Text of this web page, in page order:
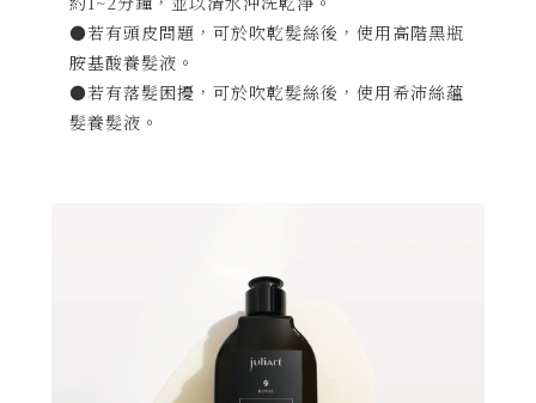
●若有頭皮問題，可於吹乾髮絲後，使用高階黑瓶
胺基酸養髮液。
●若有落髮困擾，可於吹乾髮絲後，使用希沛絲蘊
髮養髮液。